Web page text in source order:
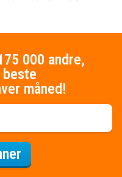
000 andre,
måned!